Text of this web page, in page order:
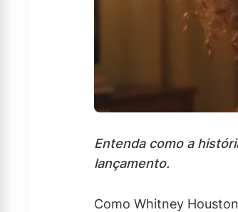
Entenda como a
lançamento.
Como Whitney